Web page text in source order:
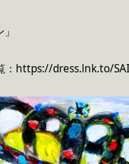
：https://dress.lnk.to/